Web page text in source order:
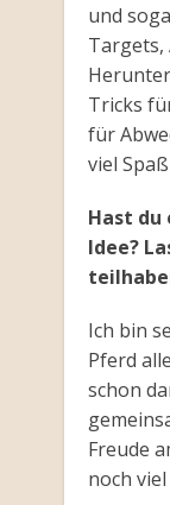
und
Targets,
Tricks
für
viel
Hast du
Idee?
Ich bin
Pferd
schon
Freude
noch